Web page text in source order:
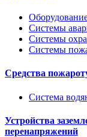
Системы
Системы
Системы
Средства
Система
Устройства
перенапряжений